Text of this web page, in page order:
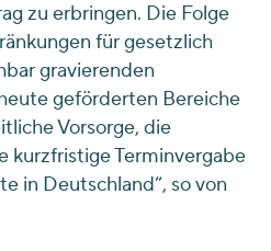
zu erbringen. Die Folge
für gesetzlich
gravierenden
geförderten Bereiche
Vorsorge, die
kurzfristige Terminvergabe
in Deutschland“, so von